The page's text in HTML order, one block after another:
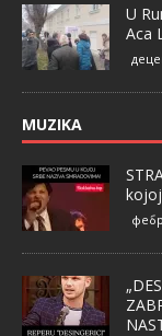
U
Aca
MUZIKA
kojoj